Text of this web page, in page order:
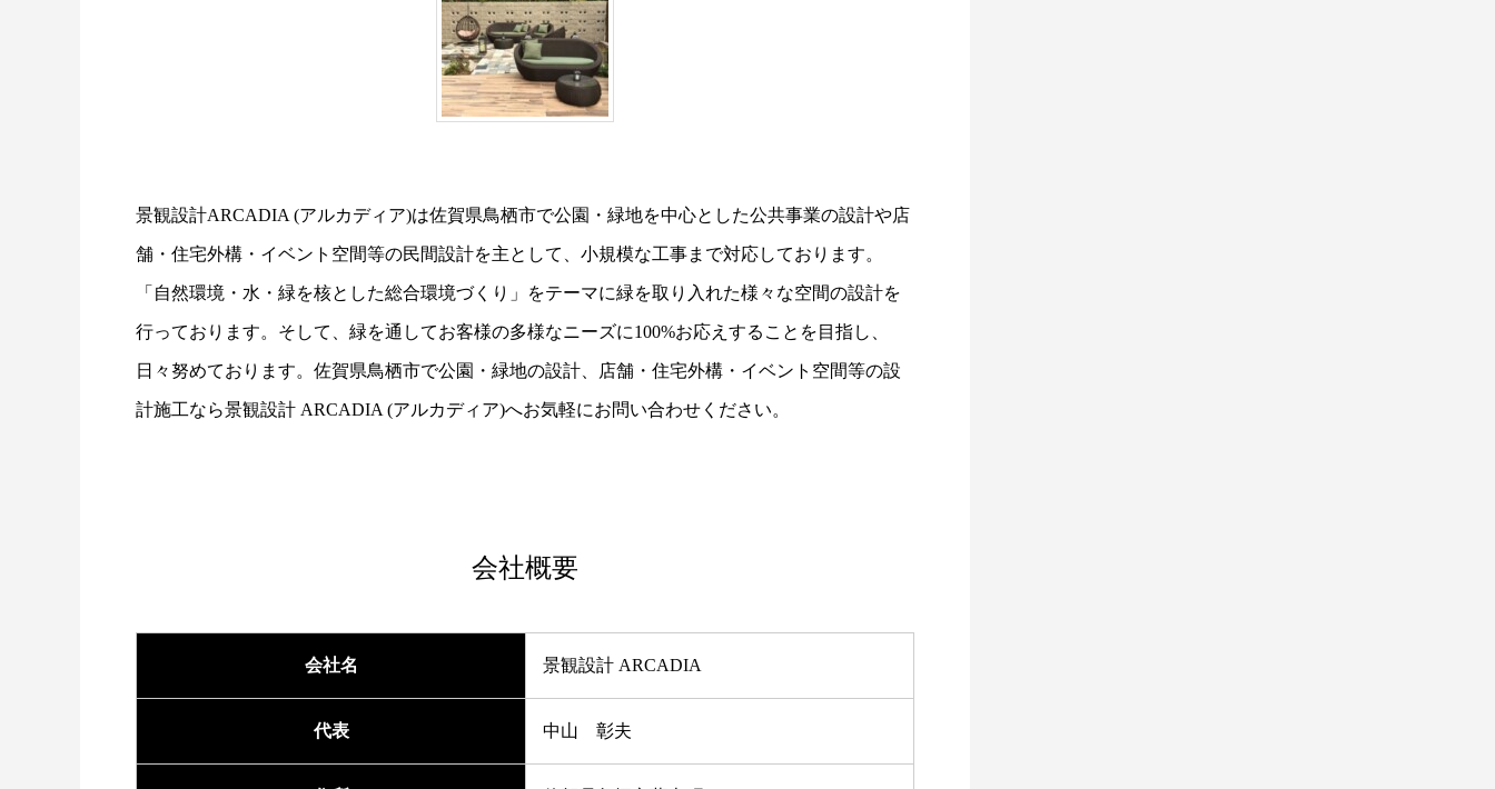
景観設計ARCADIA (アルカディア)は佐賀県鳥栖市で公園・緑地を中心とした公共事業の設計や店
舗・住宅外構・イベント空間等の民間設計を主として、小規模な工事まで対応しております。
「自然環境・水・緑を核とした総合環境づくり」をテーマに緑を取り入れた様々な空間の設計を
行っております。そして、緑を通してお客様の多様なニーズに100%お応えすることを目指し、
日々努めております。佐賀県鳥栖市で公園・緑地の設計、店舗・住宅外構・イベント空間等の設
計施工なら景観設計 ARCADIA (アルカディア)へお気軽にお問い合わせください。
会社概要
会社名 景観設計 ARCADIA
代表 中山 彰夫